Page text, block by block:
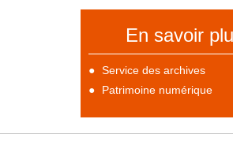
En savoir
Service des archives
Patrimoine numérique